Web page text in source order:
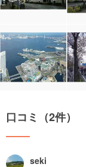
口コミ（2件）
seki